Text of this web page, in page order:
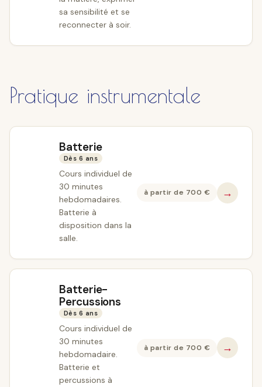
sa sensibilité et se
reconnecter à soir.
Pratique instrumentale
Batterie
Dès 6 ans
Cours individuel de
30 minutes
hebdomadaires.
Batterie à
disposition dans la
salle.
à partir de 700 € →
Batterie-
Percussions
Dès 6 ans
Cours individuel de
30 minutes
hebdomadaire.
Batterie et
percussions à
à partir de 700 € →